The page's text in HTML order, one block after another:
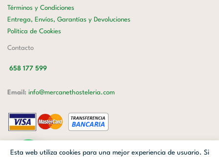
Términos y Condiciones
Entrega, Envíos, Garantías y Devoluciones
Política de Cookies
Contacto
658 177 599
Email: info@mercanethosteleria.com
Esta web utiliza cookies para una mejor experiencia de usuario. Si